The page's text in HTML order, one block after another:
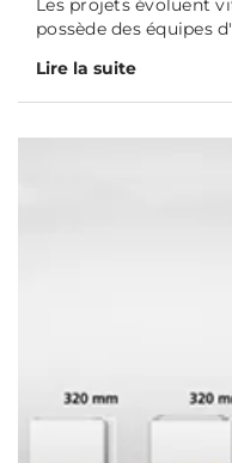
Les projets évoluent
possède des équipes
Lire la suite